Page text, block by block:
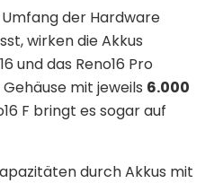
der Hardware
wirken die Akkus
und das Reno16 Pro
mit jeweils 6.000
F bringt es sogar auf
durch Akkus mit